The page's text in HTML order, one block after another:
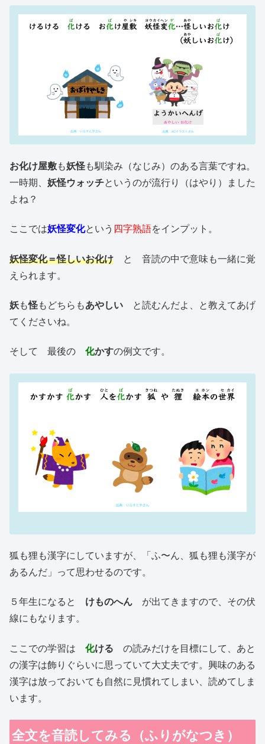
お化け屋敷も妖怪も馴染み（なじみ）のある言葉ですね。
一時期、 妖怪ウォッチというのが流行り（はやり）ました
よね？
ここでは妖怪変化という 四字熟語をインプット。
妖怪変化＝怪しいお化け と 音読の中で意味も一緒に覚
えられます。
妖も怪もどちらもあやしい と読むんだよ、と教えてあげ
てくださいね。
そして 最後の 化かすの例文です。
狐も狸も漢字にしていますが、「ふ〜ん、狐も狸も漢字が
あるんだ」って思わせるのです。
５年生になると けものへん が出てきますので、その伏
線にもなります。
ここでの学習は 化ける の読みだけを目標にして、あと
の漢字は飾りぐらいに思っていて大丈夫です。興味のある
漢字は放っておいても自然に見慣れてしまい、読めてしま
います。
全文を音読してみる（ふりがなつき）